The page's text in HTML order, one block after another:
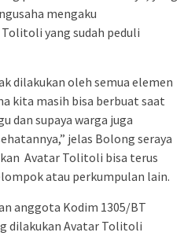
mengaku
yang sudah peduli
dilakukan oleh semua elemen
kita masih bisa berbuat saat
dan supaya warga juga
jelas Bolong seraya
Avatar Tolitoli bisa terus
atau perkumpulan lain.
anggota Kodim 1305/BT
dilakukan Avatar Tolitoli